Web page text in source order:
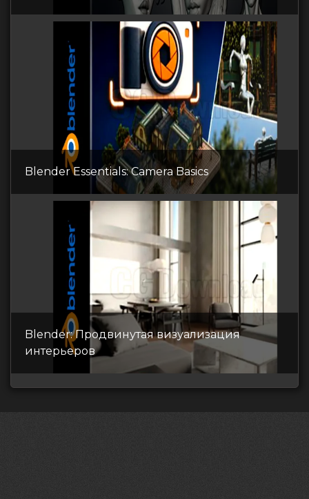
Blender Essentials: Camera Basics
Blender: Продвинутая визуализация
интерьеров